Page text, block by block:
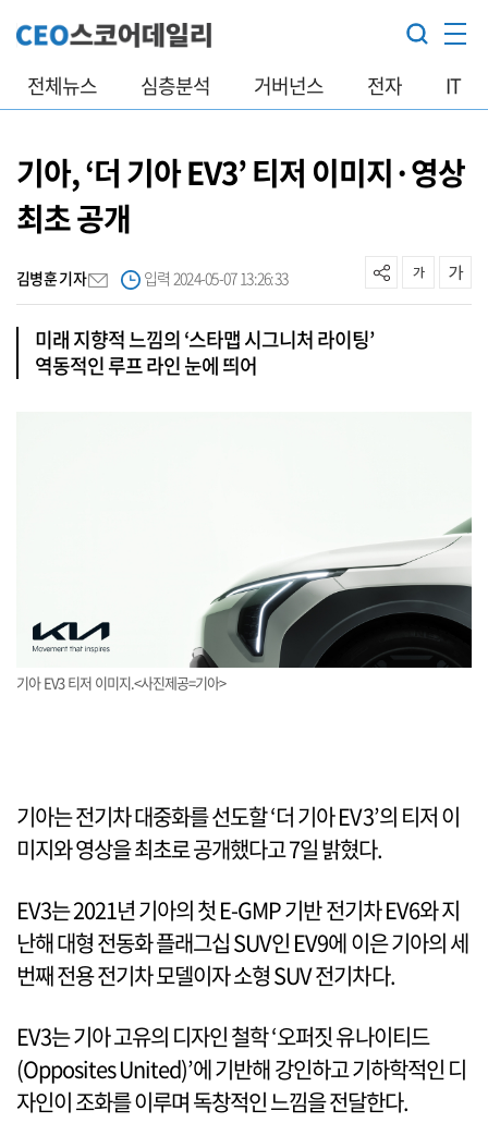
전체뉴스 심층분석 거버넌스 전자 IT
기아, ‘더 기아 EV3’ 티저 이미지·영상
최초 공개
김병훈 기자 입력 2024-05-07 13:26:33
미래 지향적 느낌의 ‘스타맵 시그니처 라이팅’
역동적인 루프 라인 눈에 띄어
기아 EV3 티저 이미지.<사진제공=기아>
기아는 전기차 대중화를 선도할 ‘더 기아 EV3’의 티저 이
미지와 영상을 최초로 공개했다고 7일 밝혔다.
EV3는 2021년 기아의 첫 E-GMP 기반 전기차 EV6와 지
난해 대형 전동화 플래그십 SUV인 EV9에 이은 기아의 세
번째 전용 전기차 모델이자 소형 SUV 전기차다.
EV3는 기아 고유의 디자인 철학 ‘오퍼짓 유나이티드
(Opposites United)’에 기반해 강인하고 기하학적인 디
자인이 조화를 이루며 독창적인 느낌을 전달한다.